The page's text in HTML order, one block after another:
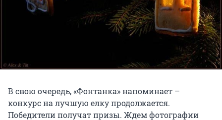
В свою очередь, «Фонтанка» напоминает –
конкурс на лучшую елку продолжается.
Победители получат призы. Ждем фотографии